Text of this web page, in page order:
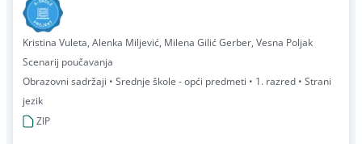
Kristina Vuleta, Alenka Miljević, Milena Gilić Gerber, Vesna Poljak
Scenarij poučavanja
Obrazovni sadržaji • Srednje škole - opći predmeti • 1. razred • Strani
jezik
ZIP